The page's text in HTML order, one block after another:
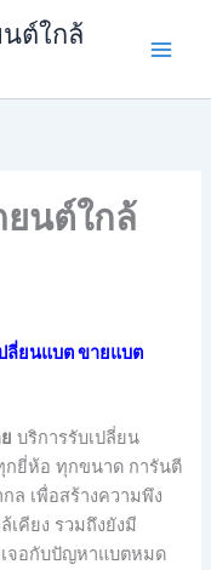
ต์ใกล้
นต์ใกล้
ลี่ยนแบต ขายแบต
บริการรับเปลี่ยน
กยี่ห้อ ทุกขนาด การันตี
ล เพื่อสร้างความพึง
คียง รวมถึงยังมี
จอกับปัญหาแบตหมด